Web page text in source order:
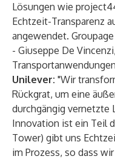
Lösungen wie
Echtzeit-Transparenz
angewendet.
- Giuseppe De
Unilever: "Wir
Rückgrat, um eine
durchgängig vernetzte
Innovation ist ein Teil
Tower) gibt uns
im Prozess, so dass